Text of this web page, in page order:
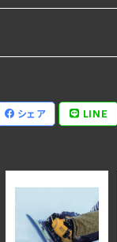
シェア LINE